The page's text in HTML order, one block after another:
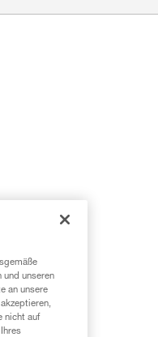
und unseren
an unsere
nicht auf